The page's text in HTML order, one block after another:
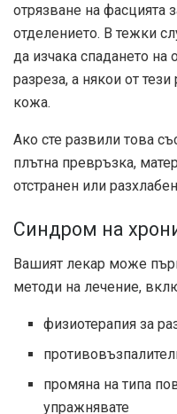
отрязване на фасцията
отделението. В тежки
да изчака спадането на
разреза, а някои от
кожа.
Ако сте развили това
плътна превръзка,
отстранен или
Синдром на
Вашият лекар може
методи на лечение,
физиотерапия за
промяна на типа
упражнявате